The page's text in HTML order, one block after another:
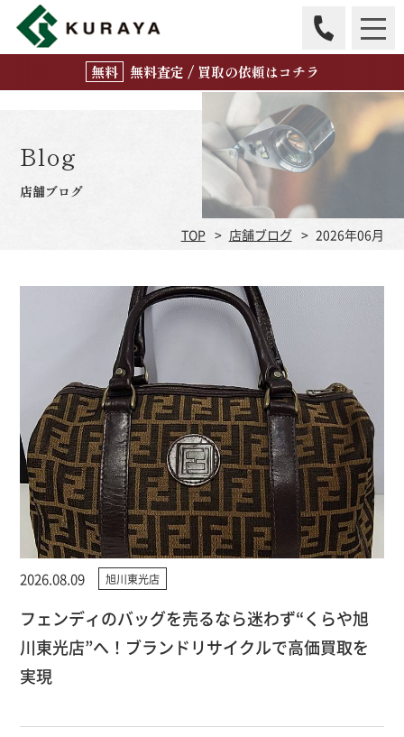
無料査定 / 買取の依頼はコチラ
Blog
店舗ブログ
TOP 店舗ブログ 2026年06月
2026.08.09 旭川東光店
フェンディのバッグを売るなら迷わず“くらや旭
川東光店”へ！ブランドリサイクルで高価買取を
実現